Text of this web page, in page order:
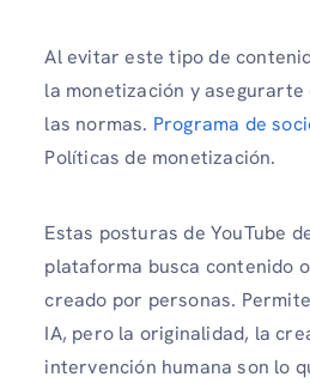
Al evitar este tipo de
la monetización y asegurarte
las normas. Programa de
Políticas de monetización.
Estas posturas de YouTube
plataforma busca contenido
creado por personas.
IA, pero la originalidad, la
intervención humana son lo